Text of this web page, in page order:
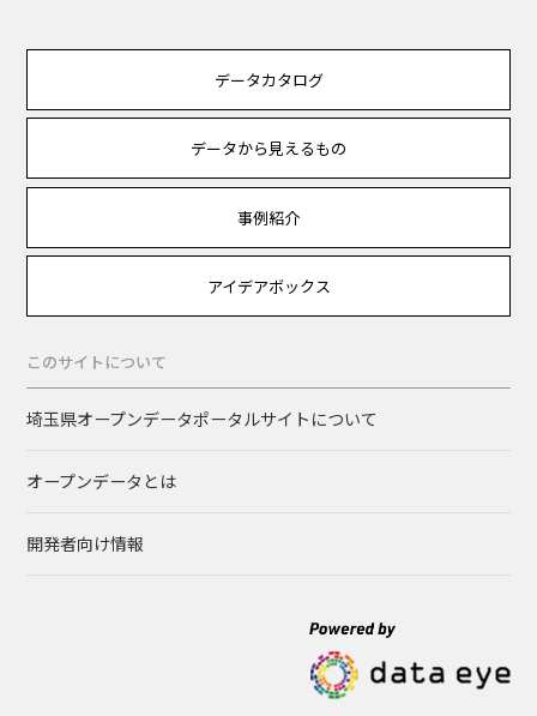
データカタログ
データから見えるもの
事例紹介
アイデアボックス
このサイトについて
埼玉県オープンデータポータルサイトについて
オープンデータとは
開発者向け情報